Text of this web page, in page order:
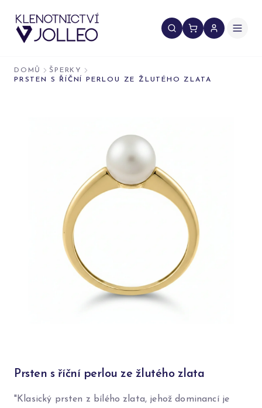
DOMŮ
ŠPERKY
PRSTEN S ŘÍČNÍ PERLOU ZE ŽLUTÉHO ZLATA
Prsten s říční perlou ze žlutého zlata
"Klasický prsten z bílého zlata, jehož dominancí je